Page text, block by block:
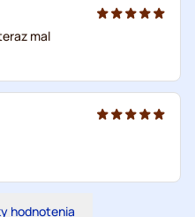
mal
hodnotenia